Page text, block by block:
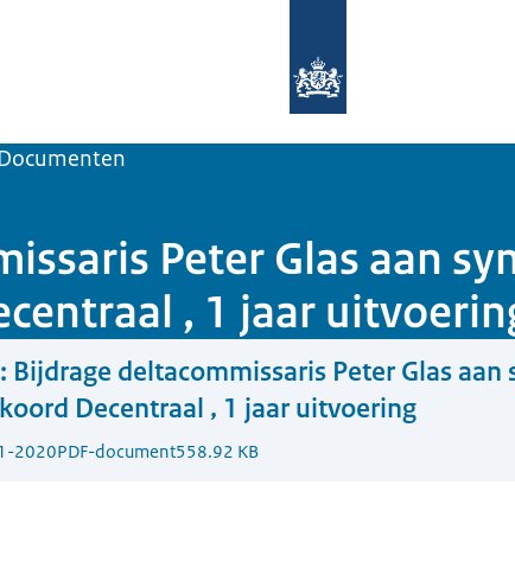
Documenten
Peter Glas aan
, 1 jaar
Bijdrage deltacommissaris Peter Glas aan
Decentraal , 1 jaar uitvoering
2020PDF-document558.92 KB